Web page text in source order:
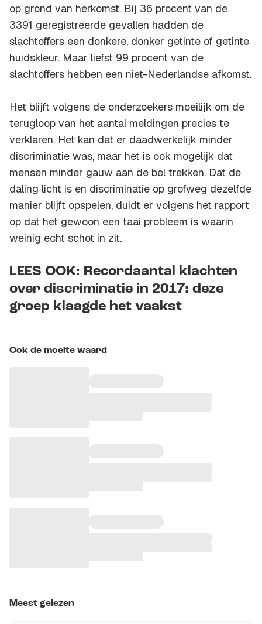
op grond van herkomst. Bij 36 procent van de
3391 geregistreerde gevallen hadden de
slachtoffers een donkere, donker getinte of getinte
huidskleur. Maar liefst 99 procent van de
slachtoffers hebben een niet-Nederlandse afkomst.
Het blijft volgens de onderzoekers moeilijk om de
terugloop van het aantal meldingen precies te
verklaren. Het kan dat er daadwerkelijk minder
discriminatie was, maar het is ook mogelijk dat
mensen minder gauw aan de bel trekken. Dat de
daling licht is en discriminatie op grofweg dezelfde
manier blijft opspelen, duidt er volgens het rapport
op dat het gewoon een taai probleem is waarin
weinig echt schot in zit.
LEES OOK: Recordaantal klachten
over discriminatie in 2017: deze
groep klaagde het vaakst
Ook de moeite waard
Meest gelezen